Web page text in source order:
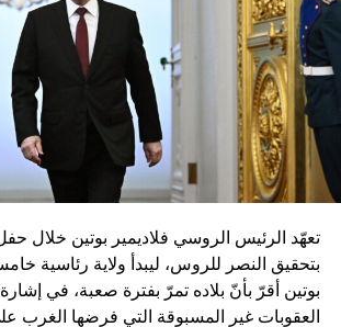
وأعربت ألين-خان بعد اللقاء في تغريدة
باللقاء، لمتابعة النقاش حول وضع الخدمات
الفلسطينيين وبحماسها للعمل مع الدبلوماسية
موضوع إنساني مهم مثل هذا.
إلا أن هذا، كما تقول ألين-خان، أدى إلى
بموقع تويتر لاتهامات أدهشتها، وأصابتها
ضمنها أنها “متعاونة مباشرة مع نظام
محادثات مع دبلوماسيين إسرائيليين، وأن
ولاءها مقابل حقيبة من الفضة وفيلا في ماربيا”.
وقالت ألين-خان إن مثل هذه التصرفات لا
الفلسطينية، وإنها عملت مع الفلسطسينيين
لعشر سنوات “لكن هؤلاء الأشخاص عنصريون
تعهّد الرئيس الروسي فلاديمير بوتين خلال
بتحقيق النصر للروس، ليبدأ ولاية رئاسية
بوتين أقرّ بأنّ بلاده تمرّ بفترة صعبة، في
العقوبات غير المسبوقة التي فرضها الغرب